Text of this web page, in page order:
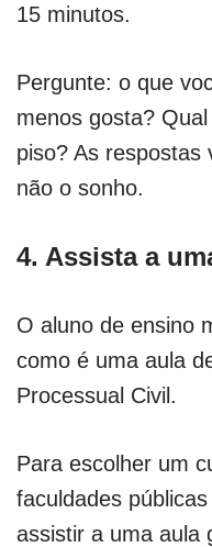
15 minutos.
Pergunte: o que
menos gosta?
piso? As respostas
não o sonho.
4. Assista a
O aluno de ensino
como é uma aula
Processual Civil.
Para escolher um
faculdades
assistir a uma aula